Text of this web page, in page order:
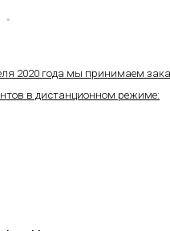
2020 года мы принимаем
в дистанционном режиме: